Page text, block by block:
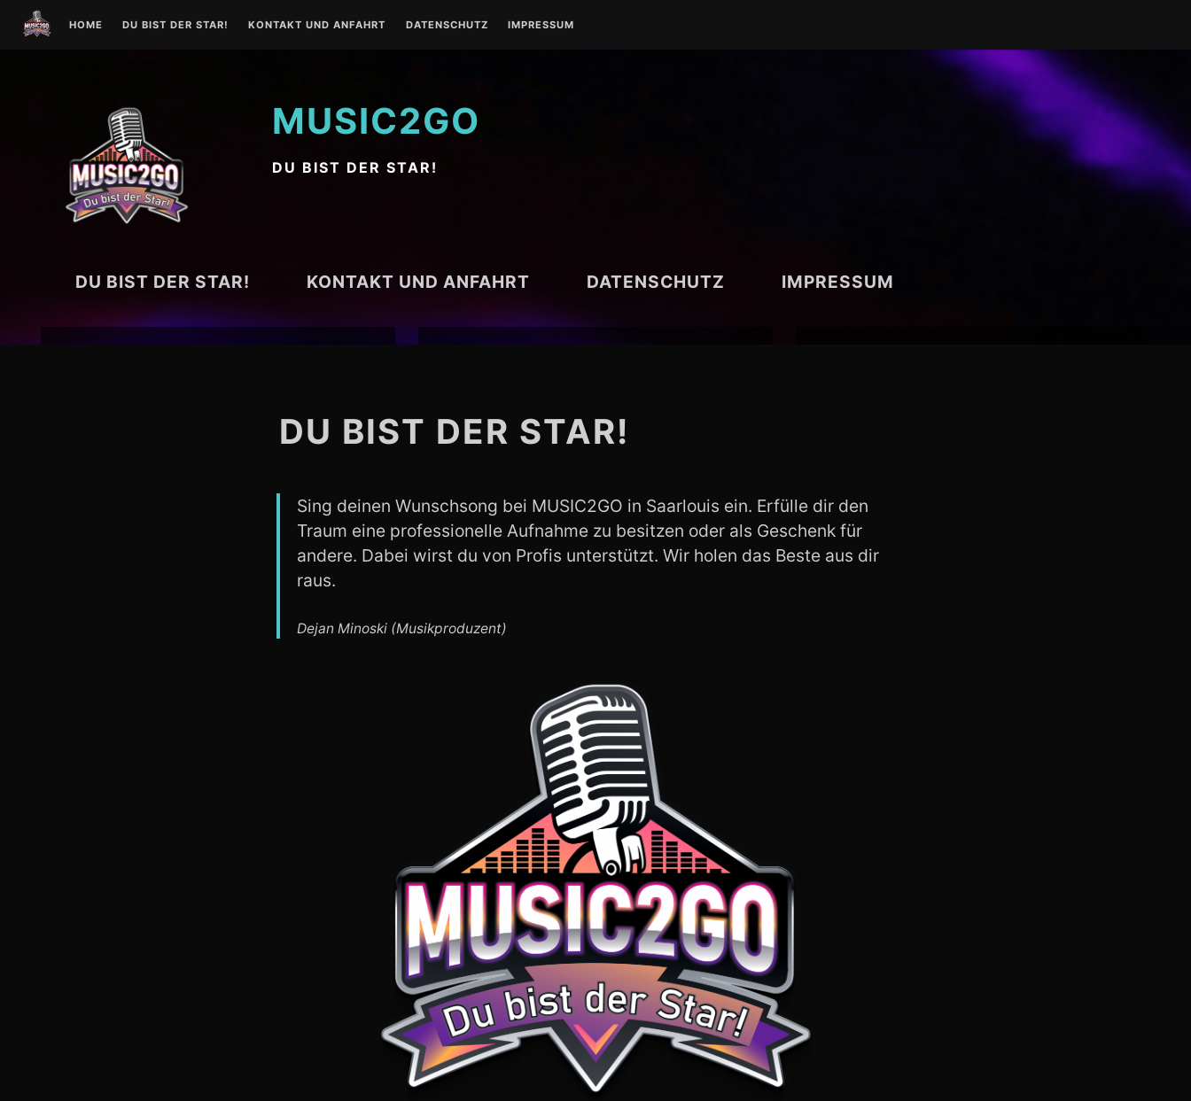
Inhalt
HOME DU BIST DER STAR! KONTAKT UND ANFAHRT DATENSCHUTZ IMPRESSUM
MUSIC2GO
DU BIST DER STAR!
DU BIST DER STAR! KONTAKT UND ANFAHRT DATENSCHUTZ IMPRESSUM
Star!
DU BIST DER STAR!
Sing deinen Wunschsong bei MUSIC2GO in Saarlouis ein. Erfülle dir den
Traum eine professionelle Aufnahme zu besitzen oder als Geschenk für
andere. Dabei wirst du von Profis unterstützt. Wir holen das Beste aus dir
raus.
Dejan Minoski (Musikproduzent)